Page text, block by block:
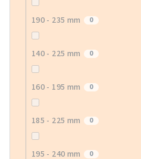
190 - 235 mm 0
140 - 225 mm 0
160 - 195 mm 0
185 - 225 mm 0
195 - 240 mm 0